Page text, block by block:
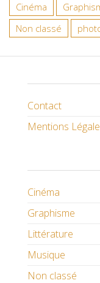
Cinéma
Non classé
Contact
Mentions
Cinéma
Graphisme
Littérature
Musique
Non classé